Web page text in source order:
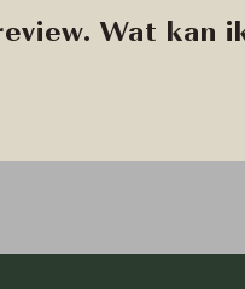
Wat kan